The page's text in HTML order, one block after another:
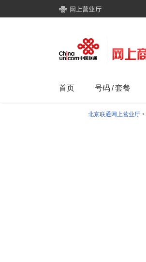
首页 号码/套餐
北京联通网上营业厅 >